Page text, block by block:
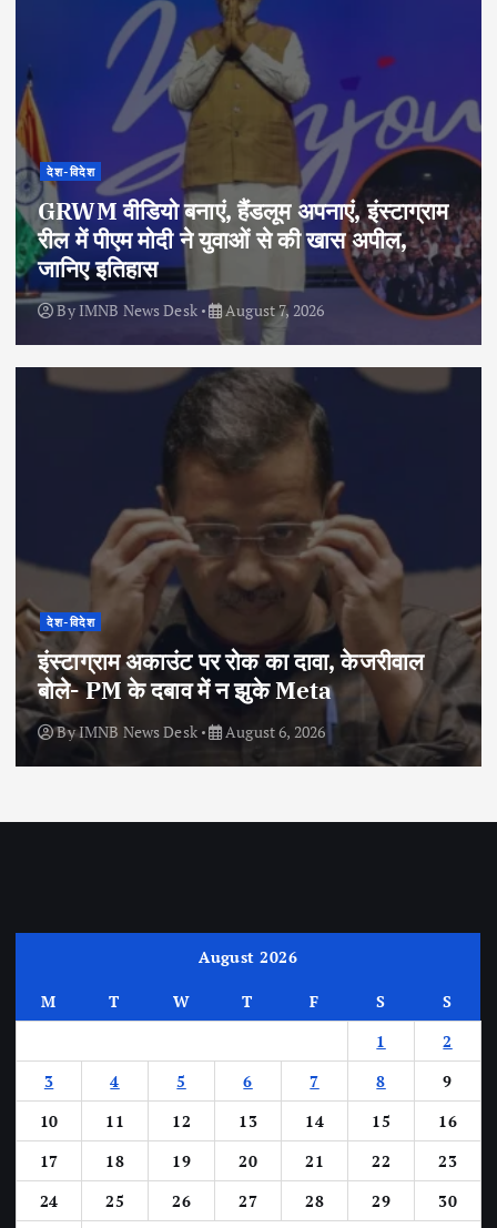
देश-विदेश
GRWM वीडियो बनाएं, हैंडलूम अपनाएं, इंस्टाग्राम
रील में पीएम मोदी ने युवाओं से की खास अपील,
जानिए इतिहास
By IMNB News Desk August 7, 2026
देश-विदेश
इंस्टाग्राम अकाउंट पर रोक का दावा, केजरीवाल
बोले- PM के दबाव में न झुके Meta
ByIMNB News Desk August 6, 2026
August 2026
M T W T F S
S
1
2
3
4 5 6 7 8
9
10
11 12 13 14 15
16
17
18 19 20 21 22
23
24
25 26 27 28 29
30